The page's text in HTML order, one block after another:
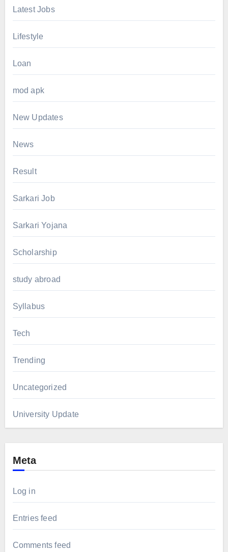
Latest Jobs
Lifestyle
Loan
mod apk
New Updates
News
Result
Sarkari Job
Sarkari Yojana
Scholarship
study abroad
Syllabus
Tech
Trending
Uncategorized
University Update
Meta
Log in
Entries feed
Comments feed